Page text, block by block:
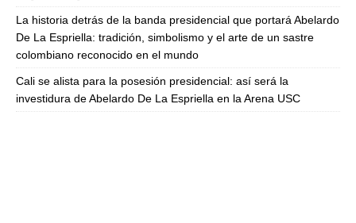
La historia detrás de la banda presidencial que portará Abelardo
De La Espriella: tradición, simbolismo y el arte de un sastre
colombiano reconocido en el mundo
Cali se alista para la posesión presidencial: así será la
investidura de Abelardo De La Espriella en la Arena USC